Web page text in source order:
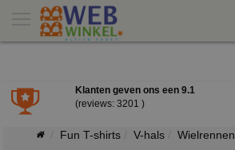
Klanten geven ons een 9.1
(reviews: 3201 )
Fun T-shirts V-hals Wielrennen